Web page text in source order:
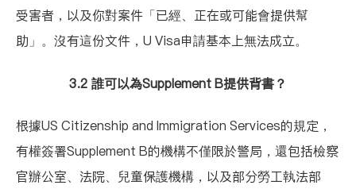
受害者，以及你對案件「已經、正在或可能會提供幫
助」。沒有這份文件，U Visa申請基本上無法成立。
3.2 誰可以為Supplement B提供背書？
根據US Citizenship and Immigration Services的規定，
有權簽署Supplement B的機構不僅限於警局，還包括檢察
官辦公室、法院、兒童保護機構，以及部分勞工執法部